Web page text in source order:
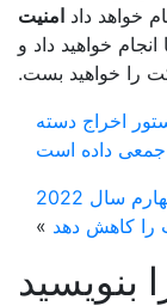
دادامنیت
خواهید داد و
خواهید بست.
اخراج دسته
داده است
اینتل اخراج کارکنان خود را در سه ماهه چهارم سال 2022
کاهش دهد»